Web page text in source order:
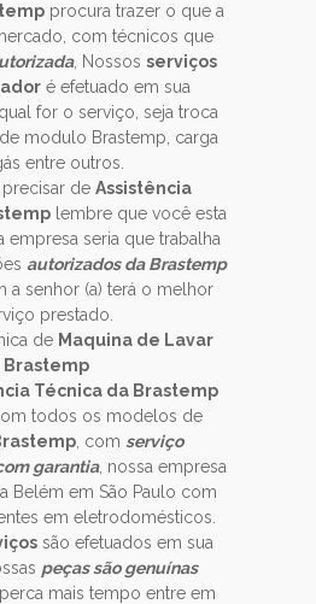
procura trazer o que a
com técnicos que
, Nossos serviços
é efetuado em sua
for o serviço, seja troca
modulo Brastemp, carga
entre outros.
de Assistência
lembre que você esta
empresa seria que trabalha
autorizados da Brastemp
a senhor (a) terá o melhor
prestado.
de Maquina de Lavar
Brastemp
Técnica da Brastemp
todos os modelos de
, com serviço
garantia, nossa empresa
Belém em São Paulo com
em eletrodomésticos.
são efetuados em sua
peças são genuínas
mais tempo entre em